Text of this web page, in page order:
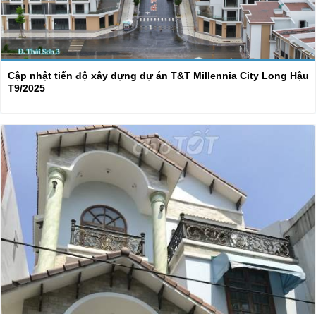
Cập nhật tiến độ xây dựng dự án T&T Millennia City Long Hậu
T9/2025